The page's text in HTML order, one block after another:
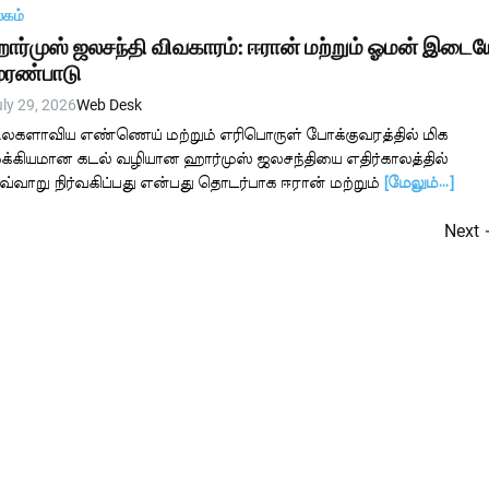
ஜலசந்தி விவகாரம்: ஈரான் மற்றும் ஓமன்
29, 2026Web Desk
எண்ணெய் மற்றும் எரிபொருள் போக்குவரத்தில் மிக
கடல் வழியான ஹார்முஸ் ஜலசந்தியை எதிர்காலத்தில்
நிர்வகிப்பது என்பது தொடர்பாக ஈரான் மற்றும்
[மேலும்…]
Next